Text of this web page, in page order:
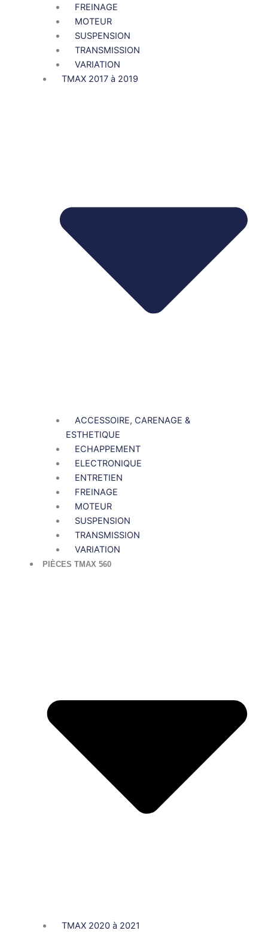
FREINAGE
MOTEUR
SUSPENSION
TRANSMISSION
VARIATION
TMAX 2017 à 2019
ACCESSOIRE, CARENAGE &
ESTHETIQUE
ECHAPPEMENT
ELECTRONIQUE
ENTRETIEN
FREINAGE
MOTEUR
SUSPENSION
TRANSMISSION
VARIATION
PIÈCES TMAX 560
TMAX 2020 à 2021